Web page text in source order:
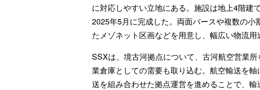
に対応しやすい立地にある。施設は地上4階建
2025年5月に完成した。両面バースや複数の小
たメゾネット区画などを用意し、幅広い物流用
SSXは、境古河拠点について、古河航空営業
業倉庫としての需要も取り込む。航空輸送を
送を組み合わせた拠点運営を進めることで、